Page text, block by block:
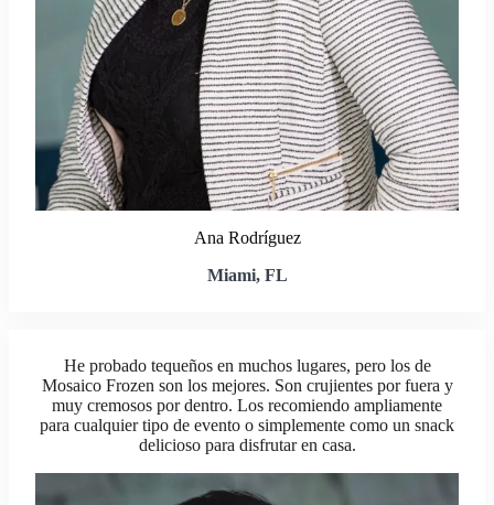
Ana Rodríguez
Miami, FL
He probado tequeños en muchos lugares, pero los de
Mosaico Frozen son los mejores. Son crujientes por fuera y
muy cremosos por dentro. Los recomiendo ampliamente
para cualquier tipo de evento o simplemente como un snack
delicioso para disfrutar en casa.